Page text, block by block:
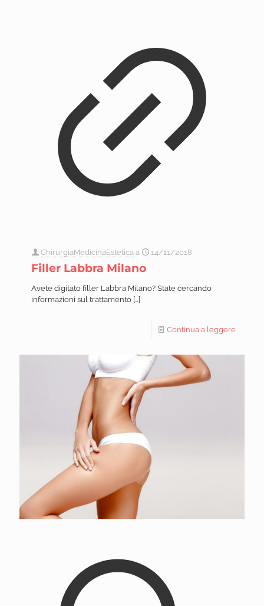
ChirurgiaMedicinaEstetica a 14/11/2018
Filler Labbra Milano
Avete digitato filler Labbra Milano? State cercando
informazioni sul trattamento […]
Continua a leggere